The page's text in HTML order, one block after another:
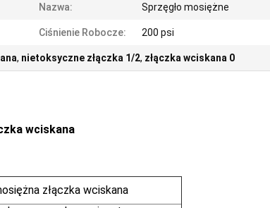
Nazwa: Sprzęgło mosiężne
Ciśnienie Robocze: 200 psi
, nietoksyczne złączka 1/2, złączka wciskana 0
wciskana
złączka wciskana